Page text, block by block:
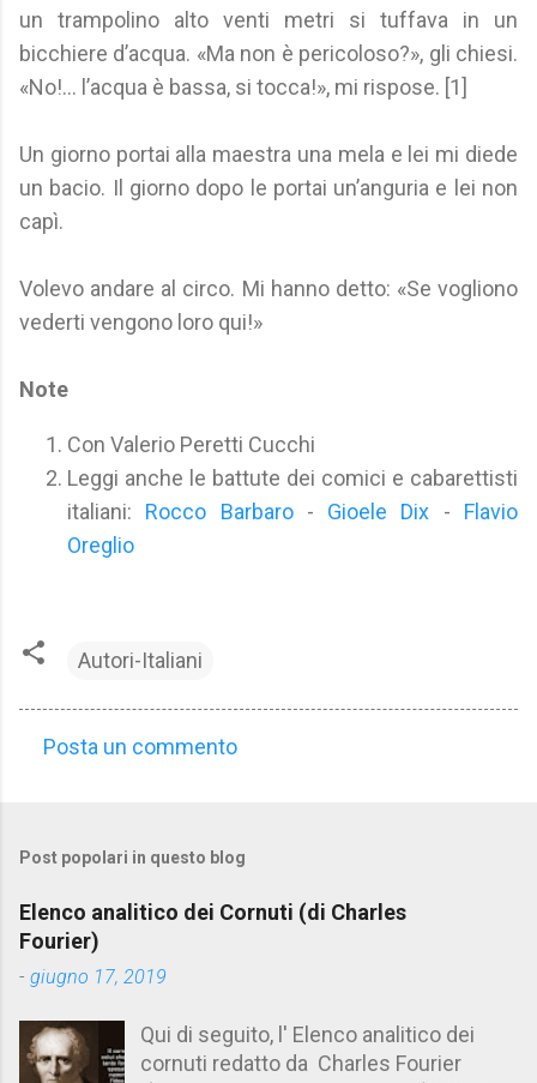
un trampolino alto venti metri si tuffava in un
bicchiere d’acqua. «Ma non è pericoloso?», gli chiesi.
«No!... l’acqua è bassa, si tocca!», mi rispose. [1]
Un giorno portai alla maestra una mela e lei mi diede
un bacio. Il giorno dopo le portai un’anguria e lei non
capì.
Volevo andare al circo. Mi hanno detto: «Se vogliono
vederti vengono loro qui!»
Note
Con Valerio Peretti Cucchi
Leggi anche le battute dei comici e cabarettisti
italiani: Rocco Barbaro- Gioele Dix - Flavio
Oreglio
Autori-Italiani
m
e
n
t
Posta un commento
Post popolari in questo blog
Elenco analitico dei Cornuti (di Charles
Fourier)
- giugno 17, 2019
Qui di seguito, l' Elenco analitico dei
cornuti redatto da Charles Fourier